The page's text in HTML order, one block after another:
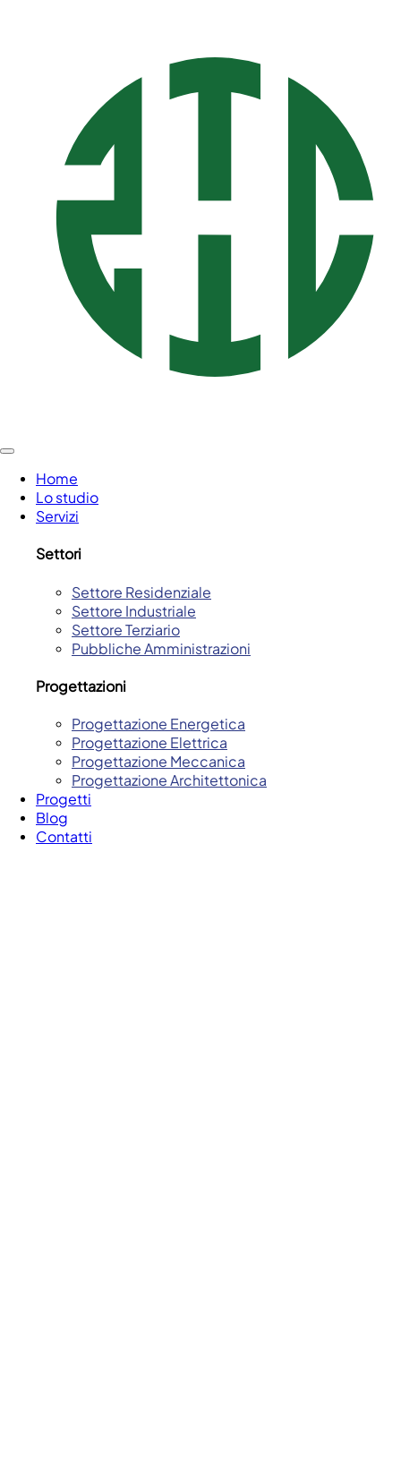
Home
Lo studio
Servizi
Settori
Settore Residenziale
Settore Industriale
Settore Terziario
Pubbliche Amministrazioni
Progettazioni
Progettazione Energetica
Progettazione Elettrica
Progettazione Meccanica
Progettazione Architettonica
Progetti
Blog
Contatti